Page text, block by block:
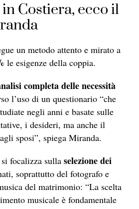
Costiera, ecco il
un metodo attento e mirato a
le esigenze della coppia.
completa delle necessità
l’uso di un questionario “che
negli anni e basate sulle
i desideri, ma anche il
sposi”, spiega Miranda.
focalizza sulla selezione dei
soprattutto del fotografo e
del matrimonio: “La scelta
musicale è fondamentale